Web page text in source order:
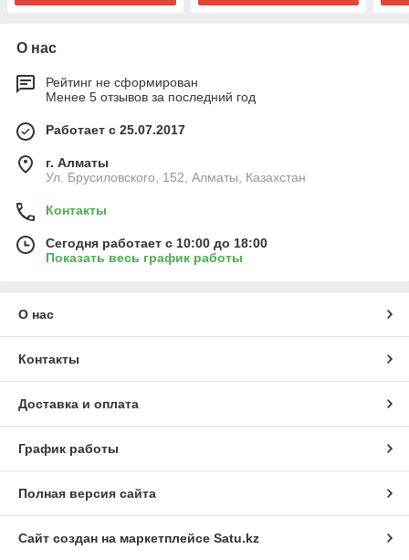
О нас
Рейтинг не сформирован
Менее 5 отзывов за последний год
Работает с 25.07.2017
г. Алматы
Ул. Брусиловского, 152, Алматы, Казахстан
Контакты
Сегодня работает с 10:00 до 18:00
Показать весь график работы
О нас
Контакты
Доставка и оплата
График работы
Полная версия сайта
Сайт создан на маркетплейсе Satu.kz